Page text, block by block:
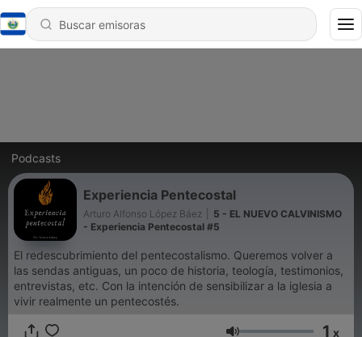
Podcasts
Experiencia Pentecostal
Arturo Alfonso López Báez
5 - EL NUEVO CALVINISMO
- Experiencia Pentecostal #5
El redescubrimiento del pentecostalismo. Queremos volver a
las sendas antiguas, un poco de historia, teología, testimonios,
entrevistas, etc. Con la intención de sensibilizar a la iglesia a
vivir realmente un pentecostés.
1 x